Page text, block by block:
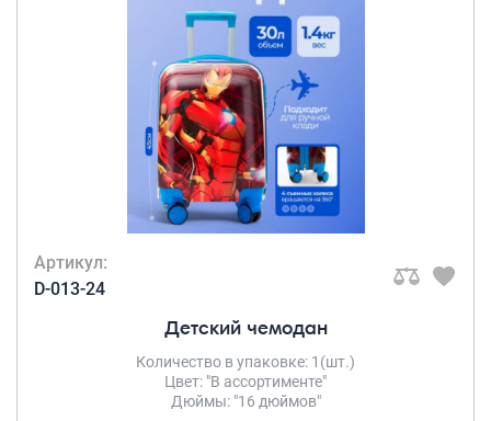
Артикул:
D-013-24
Детский чемодан
Количество в упаковке: 1(шт.)
Цвет: "В ассортименте"
Дюймы: "16 дюймов"